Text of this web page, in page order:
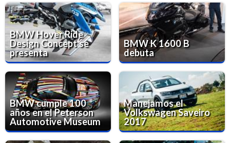
BMW Hover Ride
Design Concept se
presenta
BMW K 1600 B
debuta
BMW cumple 100
años en el Peterson
Automotive Museum
Manejamos el
Volkswagen Saveiro
2017